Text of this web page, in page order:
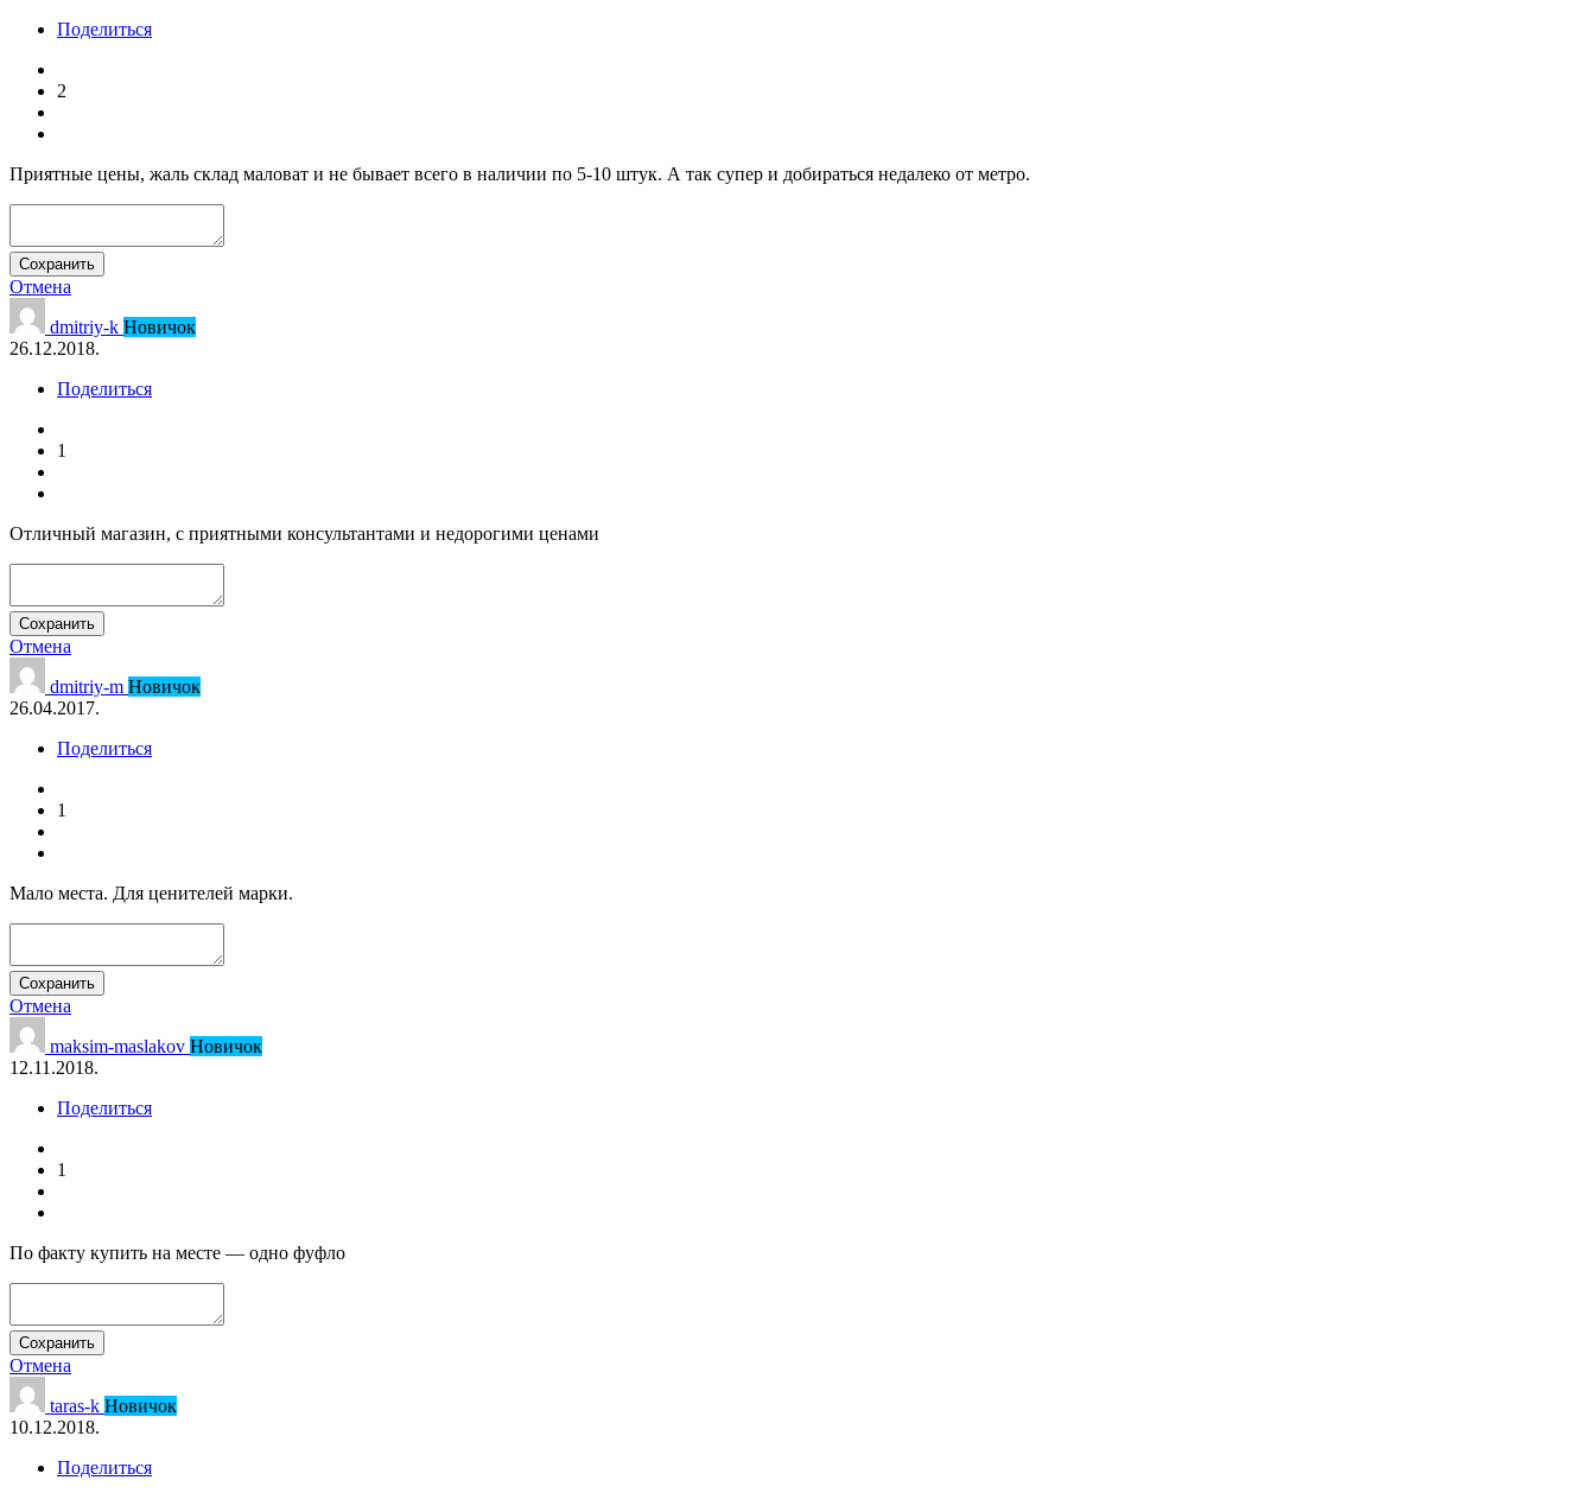
Поделиться
2
Приятные цены, жаль склад маловат и не бывает всего в наличии по 5-10 штук. А так супер и добираться недалеко от метро.
Сохранить
Отмена
dmitriy-k Новичок
26.12.2018.
Поделиться
1
Отличный магазин, с приятными консультантами и недорогими ценами
Сохранить
Отмена
dmitriy-m Новичок
26.04.2017.
Поделиться
1
Мало места. Для ценителей марки.
Сохранить
Отмена
maksim-maslakov Новичок
12.11.2018.
Поделиться
1
По факту купить на месте — одно фуфло
Сохранить
Отмена
taras-k Новичок
10.12.2018.
Поделиться